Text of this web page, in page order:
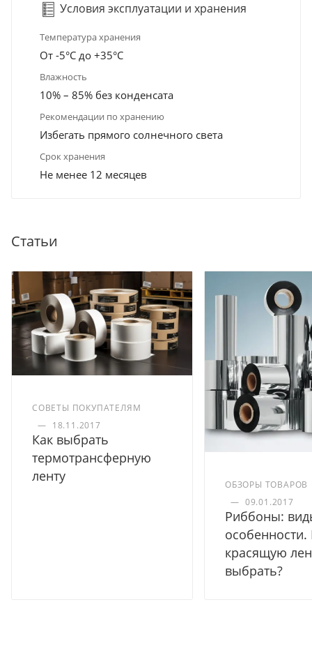
Условия эксплуатации и хранения
Температура хранения
От -5°С до +35°С
Влажность
10% – 85% без конденсата
Рекомендации по хранению
Избегать прямого солнечного света
Срок хранения
Не менее 12 месяцев
Статьи
СОВЕТЫ ПОКУПАТЕЛЯМ
— 18.11.2017
Как выбрать
термотрансферную
ленту
ОБЗОРЫ ТОВАРОВ
— 09.01.2017
Риббоны:
красящую
выбрать?